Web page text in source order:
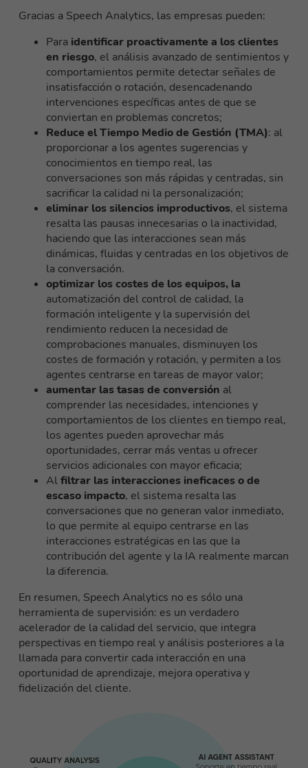
Gracias a Speech Analytics, las empresas pueden:
Para identificar proactivamente a los clientes
en riesgo, el análisis avanzado de sentimientos y
comportamientos permite detectar señales de
insatisfacción o rotación, desencadenando
intervenciones específicas antes de que se
conviertan en problemas concretos;
Reduce el Tiempo Medio de Gestión (TMA): al
proporcionar a los agentes sugerencias y
conocimientos en tiempo real, las
conversaciones son más rápidas y centradas, sin
sacrificar la calidad ni la personalización;
eliminar los silencios improductivos, el sistema
resalta las pausas innecesarias o la inactividad,
haciendo que las interacciones sean más
dinámicas, fluidas y centradas en los objetivos de
la conversación.
optimizar los costes de los equipos, la
automatización del control de calidad, la
formación inteligente y la supervisión del
rendimiento reducen la necesidad de
comprobaciones manuales, disminuyen los
costes de formación y rotación, y permiten a los
agentes centrarse en tareas de mayor valor;
aumentar las tasas de conversión al
comprender las necesidades, intenciones y
comportamientos de los clientes en tiempo real,
los agentes pueden aprovechar más
oportunidades, cerrar más ventas u ofrecer
servicios adicionales con mayor eficacia;
Alfiltrar las interacciones ineficaces o de
escaso impacto, el sistema resalta las
conversaciones que no generan valor inmediato,
lo que permite al equipo centrarse en las
interacciones estratégicas en las que la
contribución del agente y la IA realmente marcan
la diferencia.
En resumen, Speech Analytics no es sólo una
herramienta de supervisión: es un verdadero
acelerador de la calidad del servicio, que integra
perspectivas en tiempo real y análisis posteriores a la
llamada para convertir cada interacción en una
oportunidad de aprendizaje, mejora operativa y
fidelización del cliente.